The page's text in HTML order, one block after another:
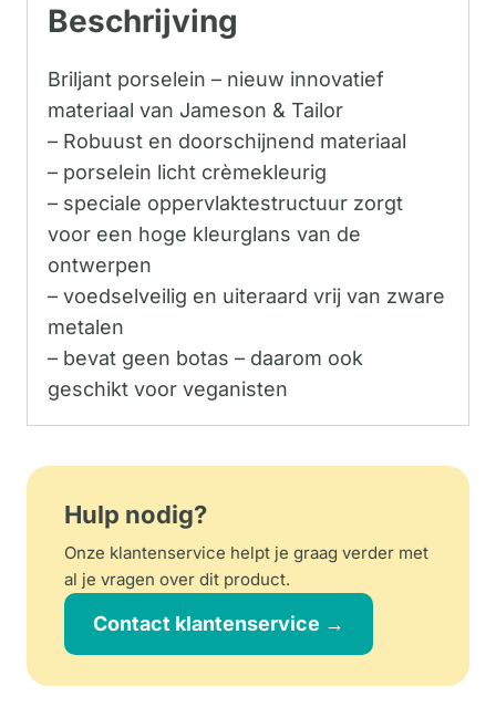
Beschrijving
Briljant porselein – nieuw innovatief
materiaal van Jameson & Tailor
– Robuust en doorschijnend materiaal
– porselein licht crèmekleurig
– speciale oppervlaktestructuur zorgt
voor een hoge kleurglans van de
ontwerpen
– voedselveilig en uiteraard vrij van zware
metalen
– bevat geen botas – daarom ook
geschikt voor veganisten
Hulp nodig?
Onze klantenservice helpt je graag verder met
al je vragen over dit product.
Contact klantenservice →